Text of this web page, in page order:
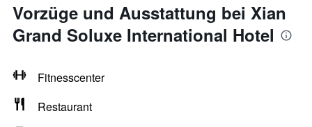
Vorzüge und Ausstattung bei Xian
Grand Soluxe International Hotel
Fitnesscenter
Restaurant